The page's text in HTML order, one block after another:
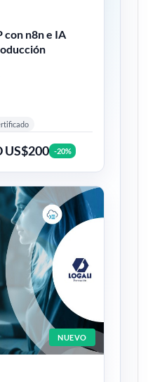
con n8n e IA
US$200 -20%
NUEVO